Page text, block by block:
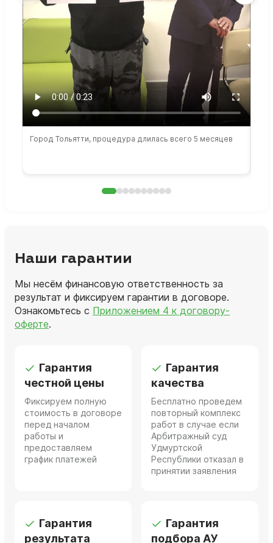
Город Тольятти, процедура длилась всего 5 месяцев
Наши гарантии
Мы несём финансовую ответственность за
результат и фиксируем гарантии в договоре.
Ознакомьтесь с Приложением 4 к договору-
оферте.
Гарантия
честной цены
Фиксируем полную
стоимость в договоре
перед началом
работы и
предоставляем
график платежей
Гарантия
качества
Бесплатно проведем
повторный комплекс
работ в случае если
Арбитражный суд
Удмуртской
Республики отказал в
принятии заявления
Гарантия
результата
Гарантия
подбора АУ